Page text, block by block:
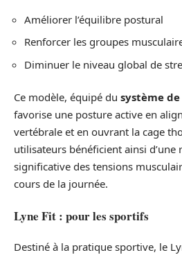
Améliorer l’équilibre postural
Renforcer les groupes
Diminuer le niveau global de
Ce modèle, équipé du système
favorise une posture active en
vertébrale et en ouvrant la cage
utilisateurs bénéficient ainsi d’une
significative des tensions
cours de la journée.
Lyne Fit : pour les sportifs
Destiné à la pratique sportive, le